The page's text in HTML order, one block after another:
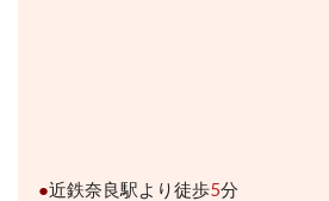
●近鉄奈良駅より徒歩5分